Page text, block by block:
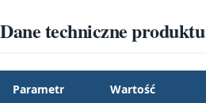
Dane techniczne produktu
Parametr Wartość